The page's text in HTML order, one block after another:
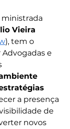
ministrada
Vieira
), tem o
e
a presença
de
novos